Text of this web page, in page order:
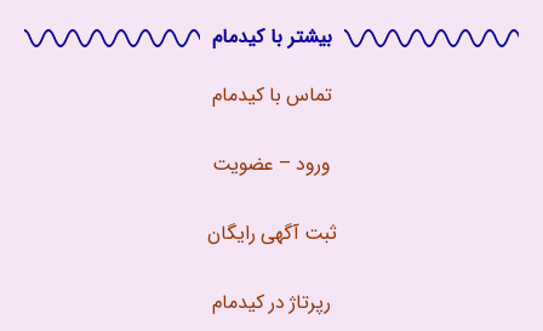
بیشتر با کیدمام
تماس باکیدمام
ورود – عضویت
ثبت آگهی رایگان
رپرتاژ در کیدمام